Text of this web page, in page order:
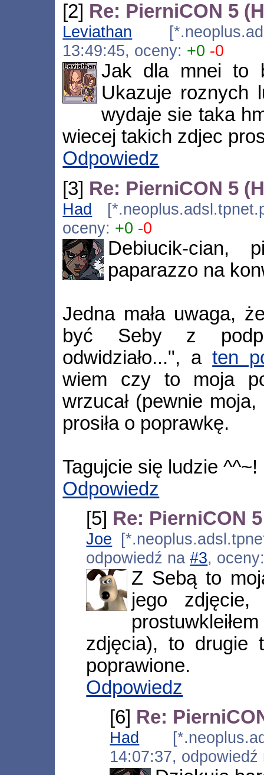
[2] Re: PierniCON 5
Leviathan
13:49:45, oceny: +0 -0
Jak dla mnei to
Ukazuje roznych
wydaje sie taka
wiecej takich zdjec
Odpowiedz
[3] Re: PierniCON 5
Had
oceny: +0 -0
Debiucik-cian,
paparazzo na
Jedna mała uwaga,
być Seby z
odwidziało...", aten
wiem czy to moja
wrzucał (pewnie
prosiła o poprawkę.
Tagujcie się ludzie ^^~!
Odpowiedz
[5] Re: PierniCON
Joe
odpowiedź na#3,
Z Sebą to
jego
zdjęcia), to drugie
poprawione.
Odpowiedz
[6] Re:
Had
14:07:37,